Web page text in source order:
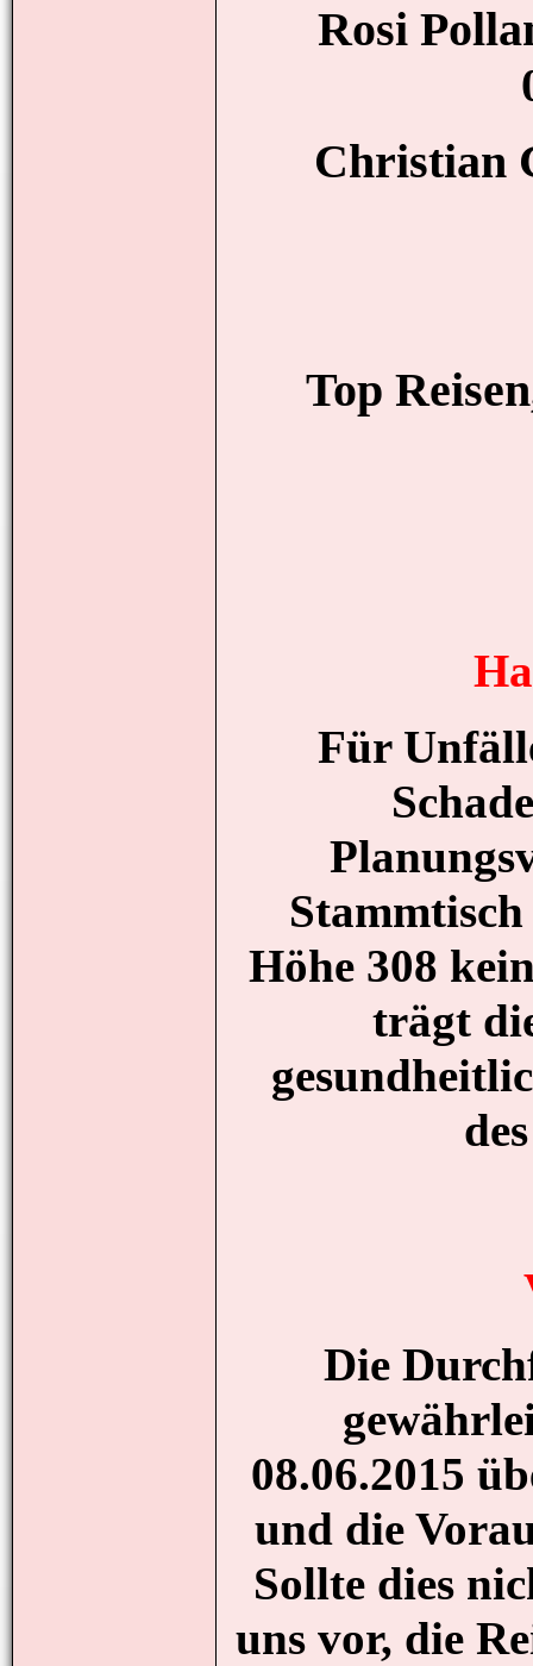
Rosi
Christian
Top
Für
Höhe 308
trägt
Die
08.06.2015
und die
Sollte dies
uns vor, die